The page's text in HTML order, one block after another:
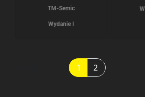
TM-Semic
Wydanie I
1 2